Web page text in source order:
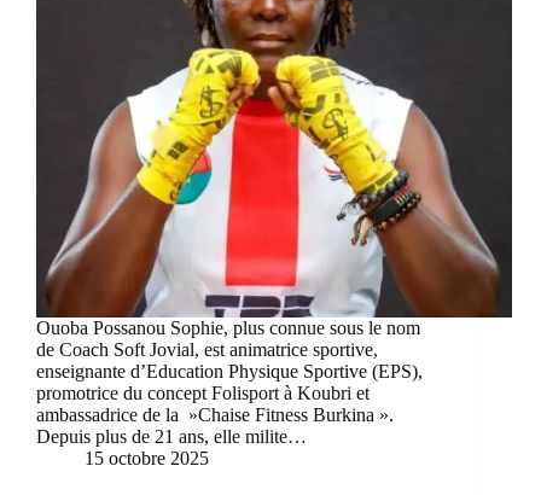
Ouoba Possanou Sophie, plus connue sous le nom
de Coach Soft Jovial, est animatrice sportive,
enseignante d’Education Physique Sportive (EPS),
promotrice du concept Folisport à Koubri et
ambassadrice de la »Chaise Fitness Burkina ».
Depuis plus de 21 ans, elle milite…
15 octobre 2025